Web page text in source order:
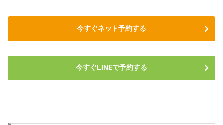
今すぐネット予約する
今すぐLINEで予約する